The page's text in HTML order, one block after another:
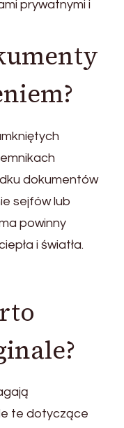
prywatnymi i
dokumentów
sejfów lub
powinny
i światła.
te dotyczące